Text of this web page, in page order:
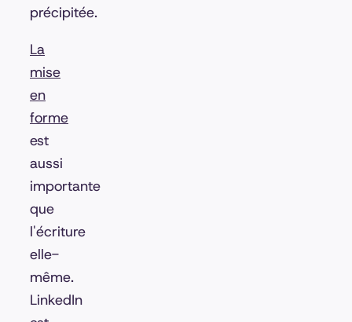
précipitée.
La
mise
en
forme
est
aussi
importante
que
l'écriture
elle-
même.
LinkedIn